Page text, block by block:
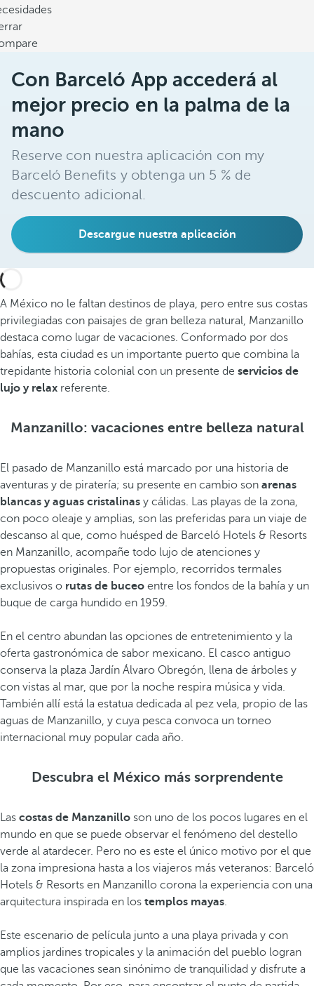
Con Barceló App accederá al
mejor precio en la palma de la
mano
Reserve con nuestra aplicación con my
Barceló Benefits y obtenga un 5 % de
descuento adicional.
Descargue nuestra aplicación
A México no le faltan destinos de playa, pero entre sus costas
privilegiadas con paisajes de gran belleza natural, Manzanillo
destaca como lugar de vacaciones. Conformado por dos
bahías, esta ciudad es un importante puerto que combina la
trepidante historia colonial con un presente de servicios de
lujo y relax referente.
Manzanillo: vacaciones entre belleza natural
El pasado de Manzanillo está marcado por una historia de
aventuras y de piratería; su presente en cambio son arenas
blancas y aguas cristalinas y cálidas. Las playas de la zona,
con poco oleaje y amplias, son las preferidas para un viaje de
descanso al que, como huésped de Barceló Hotels & Resorts
en Manzanillo, acompañe todo lujo de atenciones y
propuestas originales. Por ejemplo, recorridos termales
exclusivos o rutas de buceo entre los fondos de la bahía y un
buque de carga hundido en 1959.
En el centro abundan las opciones de entretenimiento y la
oferta gastronómica de sabor mexicano. El casco antiguo
conserva la plaza Jardín Álvaro Obregón, llena de árboles y
con vistas al mar, que por la noche respira música y vida.
También allí está la estatua dedicada al pez vela, propio de las
aguas de Manzanillo, y cuya pesca convoca un torneo
internacional muy popular cada año.
Descubra el México más sorprendente
Las costas de Manzanillo son uno de los pocos lugares en el
mundo en que se puede observar el fenómeno del destello
verde al atardecer. Pero no es este el único motivo por el que
la zona impresiona hasta a los viajeros más veteranos: Barceló
Hotels & Resorts en Manzanillo corona la experiencia con una
arquitectura inspirada en los templos mayas.
Este escenario de película junto a una playa privada y con
amplios jardines tropicales y la animación del pueblo logran
que las vacaciones sean sinónimo de tranquilidad y disfrute a